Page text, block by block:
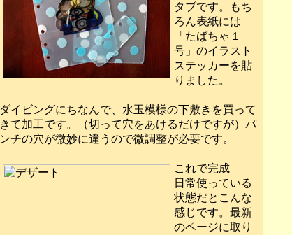
タブです。もち
ろん表紙には
「たばちゃ１
号」のイラスト
ステッカーを貼
りました。
ダイビングにちなんで、水玉模様の下敷きを買って
きて加工です。（切って穴をあけるだけですが）パ
ンチの穴が微妙に違うので微調整が必要です。
これで完成
日常使っている
状態だとこんな
感じです。最新
のページに取り